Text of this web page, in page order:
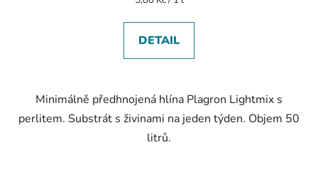
DETAIL
Minimálně předhnojená hlína Plagron Lightmix s
perlitem. Substrát s živinami na jeden týden. Objem 50
litrů.